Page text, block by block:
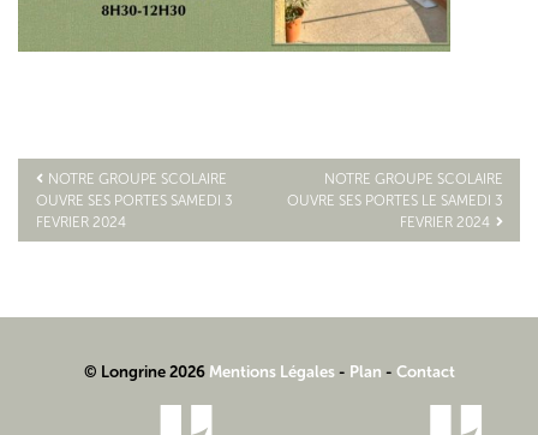
Navigation
l’article
NOTRE GROUPE SCOLAIRE
OUVRE SES PORTES SAMEDI 3
FEVRIER 2024
NOTRE GROUPE SCOLAIRE
OUVRE SES PORTES LE SAMEDI 3
FEVRIER 2024
© Longrine 2026 Mentions Légales - Plan - Contact